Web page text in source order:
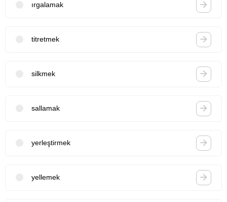
ırgalamak
titretmek
silkmek
sallamak
yerleştirmek
yellemek